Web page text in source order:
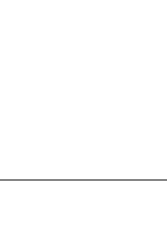
© 2026 Wörlein